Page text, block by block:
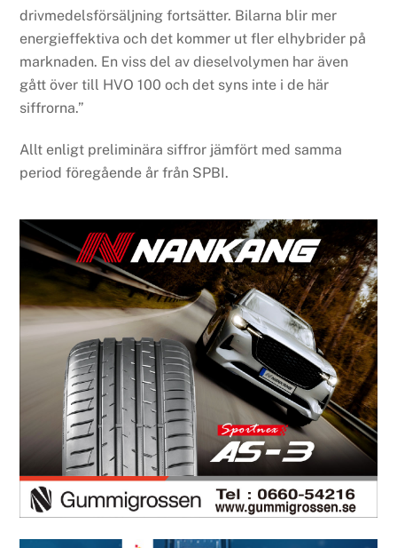
drivmedelsförsäljning fortsätter. Bilarna blir mer
energieffektiva och det kommer ut fler elhybrider på
marknaden. En viss del av dieselvolymen har även
gått över till HVO 100 och det syns inte i de här
siffrorna.”
Allt enligt preliminära siffror jämfört med samma
period föregående år från SPBI.